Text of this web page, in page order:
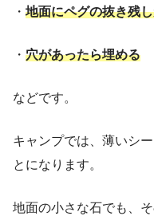
・ 地面にペグの抜き残
・ 穴があったら埋める
などです。
キャンプでは、薄いシ
とになります。
地面の小さな石でも、